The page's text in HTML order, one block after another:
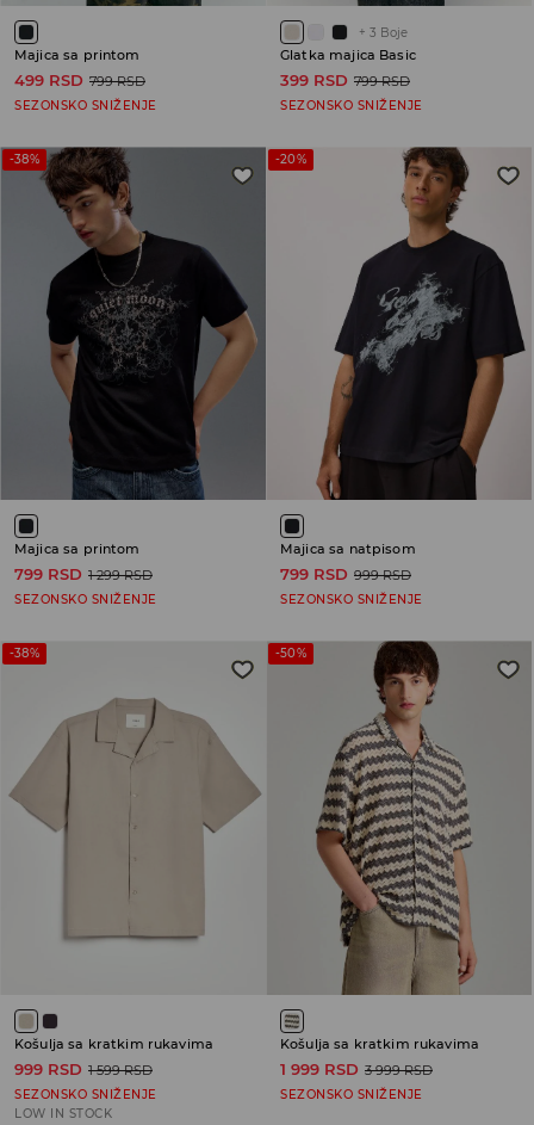
Majica sa printom
499 RSD 799 RSD
SEZONSKO SNIŽENJE
+ 3 Boje
Glatka majica Basic
399 RSD 799 RSD
SEZONSKO SNIŽENJE
-38%
Majica sa printom
799 RSD 1 299 RSD
SEZONSKO SNIŽENJE
-20%
Majica sa natpisom
799 RSD 999 RSD
SEZONSKO SNIŽENJE
-38%
Košulja sa kratkim rukavima
999 RSD 1 599 RSD
SEZONSKO SNIŽENJE
LOW IN STOCK
-50%
Košulja sa kratkim rukavima
1 999 RSD 3 999 RSD
SEZONSKO SNIŽENJE